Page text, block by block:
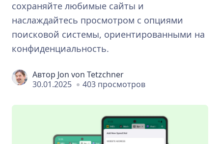
сохраняйте любимые сайты и
наслаждайтесь просмотром с опциями
поисковой системы, ориентированными на
конфиденциальность.
Автор Jon von Tetzchner
30.01.2025
403 просмотров